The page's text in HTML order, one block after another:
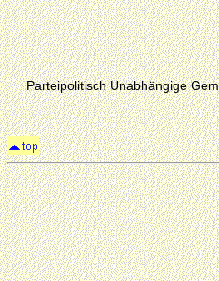
Parteipolitisch Unabhängige